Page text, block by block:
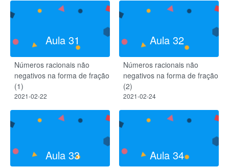
Aula 31
Números racionais não
negativos na forma de fração
(1)
2021-02-22
Aula 32
Números racionais não
negativos na forma de fração
(2)
2021-02-24
Aula 33 Aula 34